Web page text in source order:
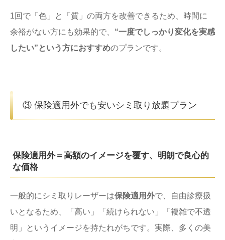
1回で「色」と「質」の両方を改善できるため、時間に
余裕がない方にも効果的で、 “一度でしっかり変化を実感
したい”という方におすすめのプランです。
③ 保険適用外でも安いシミ取り放題プラン
保険適用外＝高額のイメージを覆す、明朗で良心的
な価格
一般的にシミ取りレーザーは保険適用外で、自由診療扱
いとなるため、「高い」「続けられない」「複雑で不透
明」というイメージを持たれがちです。実際、多くの美